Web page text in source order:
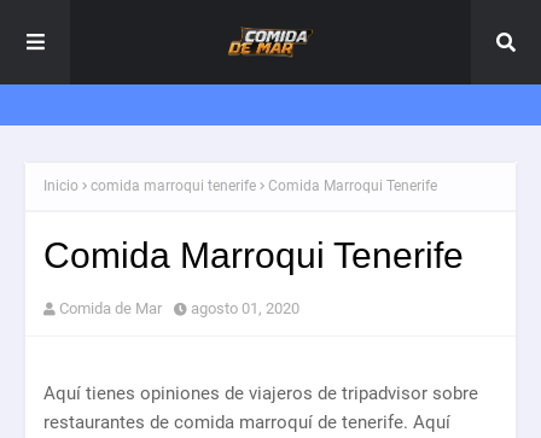
Inicio comida marroqui tenerife Comida Marroqui Tenerife
Comida Marroqui Tenerife
Comida de Mar agosto 01, 2020
Aquí tienes opiniones de viajeros de tripadvisor sobre
restaurantes de comida marroquí de tenerife. Aquí